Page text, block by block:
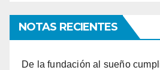
NOTAS RECIENTES
De la fundación al sueño